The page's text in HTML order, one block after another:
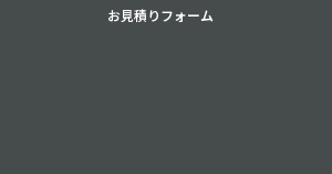
お見積りフォーム